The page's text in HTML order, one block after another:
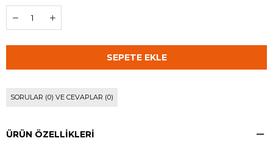
SORULAR (0) VE CEVAPLAR (0)
ÜRÜN ÖZELLIKLERI